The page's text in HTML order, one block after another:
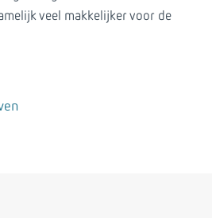
veel makkelijker voor de